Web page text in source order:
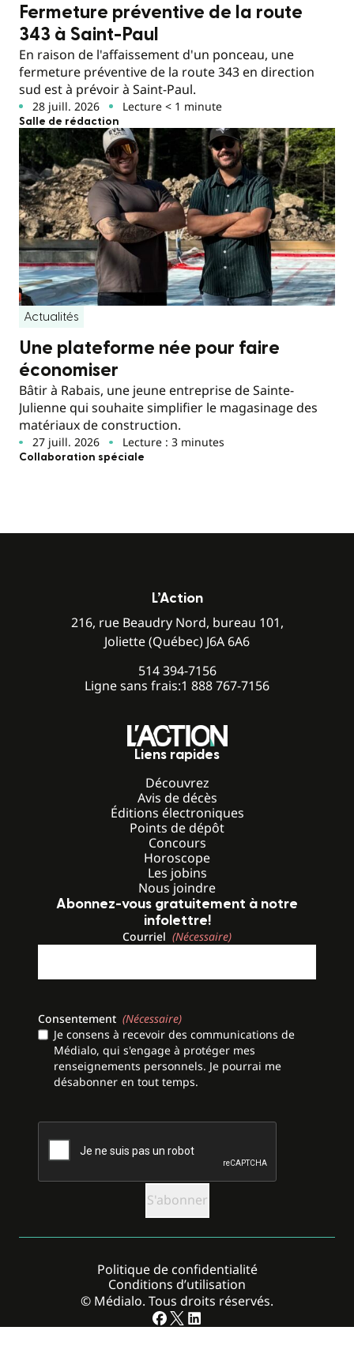
Fermeture préventive de la route
343 à Saint-Paul
En raison de l'affaissement d'un ponceau, une
fermeture préventive de la route 343 en direction
sud est à prévoir à Saint-Paul.
28 juill. 2026 Lecture < 1 minute
Salle de rédaction
Actualités
Une plateforme née pour faire
économiser
Bâtir à Rabais, une jeune entreprise de Sainte-
Julienne qui souhaite simplifier le magasinage des
matériaux de construction.
27 juill. 2026 Lecture : 3 minutes
Collaboration spéciale
L’Action
216, rue Beaudry Nord, bureau 101,
Joliette (Québec) J6A 6A6
514 394-7156
Ligne sans frais:1 888 767-7156
Liens rapides
Découvrez
Avis de décès
Éditions électroniques
Points de dépôt
Concours
Horoscope
Les jobins
Nous joindre
Abonnez-vous gratuitement à notre
infolettre!
Courriel (Nécessaire)
Consentement (Nécessaire)
Je consens à recevoir des communications de
Médialo, qui s'engage à protéger mes
renseignements personnels. Je pourrai me
désabonner en tout temps.
CAPTCHA
© Médialo. Tous droits réservés.
Politique de confidentialité
Conditions d’utilisation